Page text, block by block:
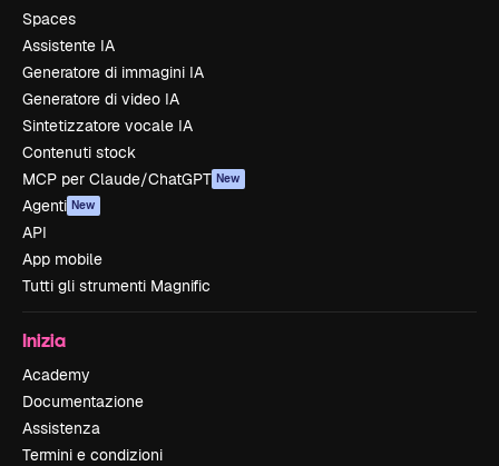
Spaces
Assistente IA
Generatore di immagini IA
Generatore di video IA
Sintetizzatore vocale IA
Contenuti stock
MCP per Claude/ChatGPT New
Agenti New
API
App mobile
Tutti gli strumenti Magnific
Inizia
Academy
Documentazione
Assistenza
Termini e condizioni